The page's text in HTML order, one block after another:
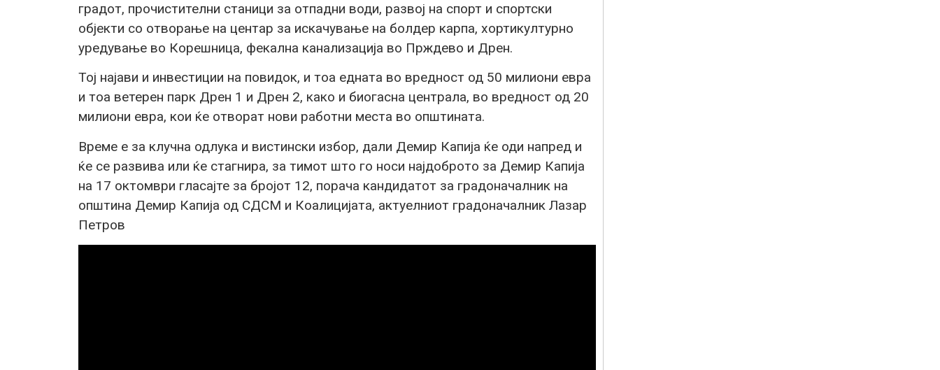
градот, прочистителни станици за отпадни води, развој на спорт и спортски
објекти со отворање на центар за искачување на болдер карпа, хортикултурно
уредување во Корешница, фекална канализација во Прждево и Дрен.
Тој најави и инвестиции на повидок, и тоа едната во вредност од 50 милиони евра
и тоа ветерен парк Дрен 1 и Дрен 2, како и биогасна централа, во вредност од 20
милиони евра, кои ќе отворат нови работни места во општината.
Време е за клучна одлука и вистински избор, дали Демир Капија ќе оди напред и
ќе се развива или ќе стагнира, за тимот што го носи најдоброто за Демир Капија
на 17 октомври гласајте за бројот 12, порача кандидатот за градоначалник на
општина Демир Капија од СДСМ и Коалицијата, актуелниот градоначалник Лазар
Петров